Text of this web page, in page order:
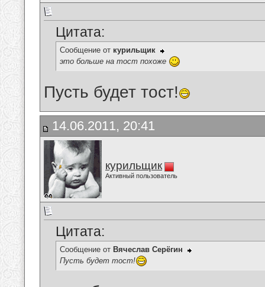
Цитата:
Сообщение от курильщик
это больше на тост похоже
Пусть будет тост!
14.06.2011, 20:41
курильщик
Активный пользователь
Цитата:
Сообщение от Вячеслав Серёгин
Пусть будет тост!